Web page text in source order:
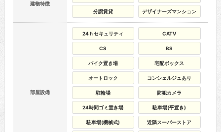
建物特徴
分譲賃貸 デザイナーズマンション
部屋設備
24ｈセキュリティ CATV
CS BS
バイク置き場 宅配ボックス
オートロック コンシェルジュあり
駐輪場 防犯カメラ
24時間ゴミ置き場 駐車場(平置き)
駐車場(機械式) 近隣スーパーストア